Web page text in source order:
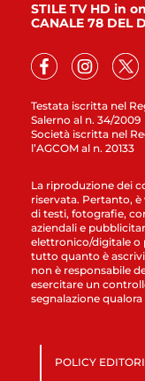
Testata iscritta nel
Salerno al n. 34/2009
Società iscritta nel
l’AGCOM al n. 20133
STILE TV HD in
CANALE 78 DEL
La riproduzione dei
riservata. Pertanto, è
di testi, fotografie,
aziendali e
elettronico/digitale o
tutto quanto è
non è responsabile
esercitare un
segnalazione
POLICY